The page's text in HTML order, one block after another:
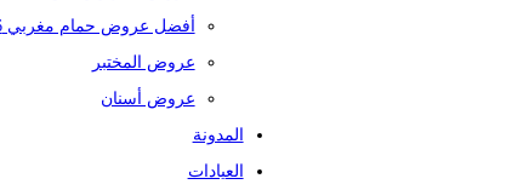
أفضل عروض حمام مغربي 2026
عروض المختبر
عروض أسنان
المدونة
العيادات